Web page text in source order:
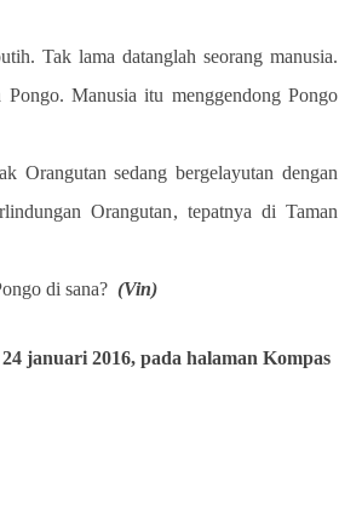
Tak lama datanglah seorang manusia.
Manusia itu menggendong Pongo
sedang bergelayutan dengan
Orangutan, tepatnya di Taman
di sana? (Vin)
januari 2016, pada halaman Kompas